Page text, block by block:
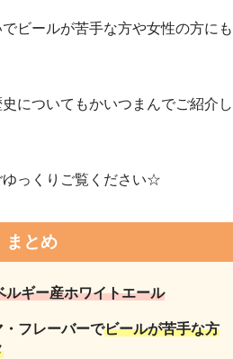
ビールが苦手な方や女性の方にも
についてもかいつまんでご紹介し
ゆっくりご覧ください☆
まとめ
ルギー産ホワイトエール
フレーバーでビールが苦手な方